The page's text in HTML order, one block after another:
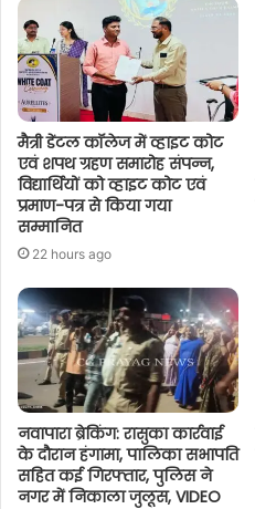
मैत्री डेंटल कॉलेज में व्हाइट कोट
एवं शपथ ग्रहण समारोह संपन्न,
विद्यार्थियों को व्हाइट कोट एवं
प्रमाण-पत्र से किया गया
सम्मानित
22 hours ago
नवापारा ब्रेकिंग: रासुका कार्रवाई
के दौरान हंगामा, पालिका सभापति
सहित कई गिरफ्तार, पुलिस ने
नगर में निकाला जुलूस, VIDEO